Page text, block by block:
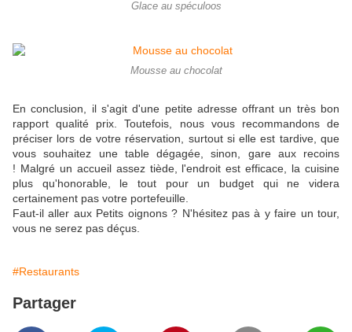
Glace au spéculoos
Mousse au chocolat
En conclusion, il s'agit d'une petite adresse offrant un très bon
rapport qualité prix. Toutefois, nous vous recommandons de
préciser lors de votre réservation, surtout si elle est tardive, que
vous souhaitez une table dégagée, sinon, gare aux recoins
! Malgré un accueil assez tiède, l'endroit est efficace, la cuisine
plus qu'honorable, le tout pour un budget qui ne videra
certainement pas votre portefeuille.
Faut-il aller aux Petits oignons ? N'hésitez pas à y faire un tour,
vous ne serez pas déçus.
#Restaurants
Partager